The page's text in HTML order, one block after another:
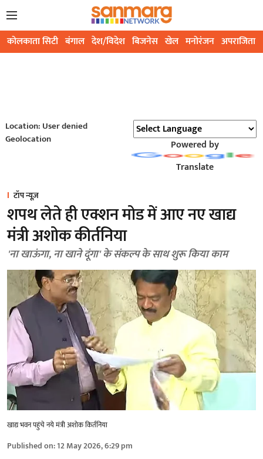
कोलकाता सिटी बंगाल देश/विदेश बिजनेस खेल मनोरंजन अपराजिता
Location: User denied
Geolocation
Powered by
Translate
टॉप न्यूज़
शपथ लेते ही एक्शन मोड में आए नए खाद्य
मंत्री अशोक कीर्तनिया
'ना खाऊंगा, ना खाने दूंगा' के संकल्प के साथ शुरू किया काम
खाद्य भवन पहुंचे नये मंत्री अशोक किर्तनिया
Published on:12 May 2026, 6:29 pm